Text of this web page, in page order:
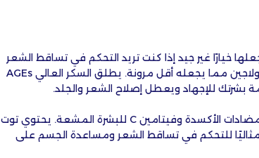
خيارًا غير جيد إذا كنت تريد التحكم في تساقط الشعر
والحصول على بشرة متوهجة ومشرقة. السكر يدمر الكولاجين مما يجعله أقل مرونة. يطلق السكر العالي AGEs
للإجهاد ويعطل إصلاح الشعر والجلد.
كما أن التوت منخفض السعرات الحرارية ويحتوي على مضادات الأكسدة وفيتامين C للبشرة المشعة. يحتوي توت
مثاليًا للتحكم في تساقط الشعر ومساعدة الجسم على